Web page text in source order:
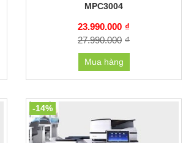
MPC3004
23.990.000 ₫
27.990.000 ₫
Mua hàng
-14%